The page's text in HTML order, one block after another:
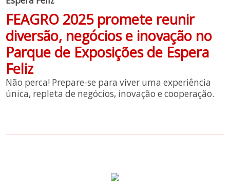
FEAGRO 2025 promete reunir
diversão, negócios e inovação no
Parque de Exposições de Espera
Feliz
Não perca! Prepare-se para viver uma experiência
única, repleta de negócios, inovação e cooperação.